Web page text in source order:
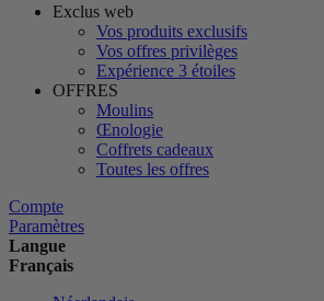
Exclus web
Vos produits exclusifs
Vos offres privilèges
Expérience 3 étoiles
OFFRES
Moulins
Œnologie
Coffrets cadeaux
Toutes les offres
Compte
Paramètres
Langue
Français